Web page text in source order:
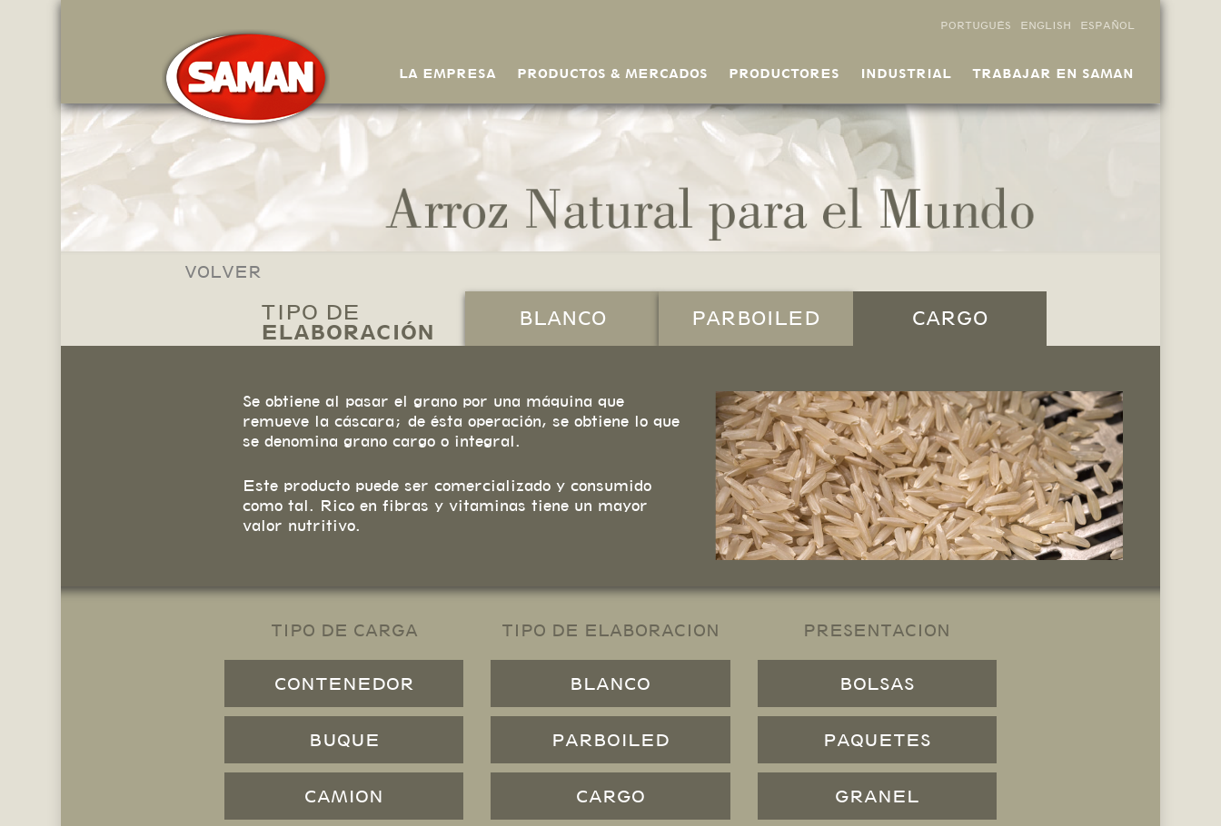
ESPAÑOL
ENGLISH
PORTUGUÊS
LA EMPRESA PRODUCTOS & MERCADOS PRODUCTORES INDUSTRIAL TRABAJAR EN SAMAN
VOLVER
TIPO DE
ELABORACIÓN
BLANCO PARBOILED CARGO
Se obtiene al pasar el grano por una máquina que
remueve la cáscara; de ésta operación, se obtiene lo que
se denomina grano cargo o integral.
Este producto puede ser comercializado y consumido
como tal. Rico en fibras y vitaminas tiene un mayor
valor nutritivo.
TIPO DE CARGA
CONTENEDOR
BUQUE
CAMION
TIPO DE ELABORACION
BLANCO
PARBOILED
CARGO
PRESENTACION
BOLSAS
PAQUETES
GRANEL